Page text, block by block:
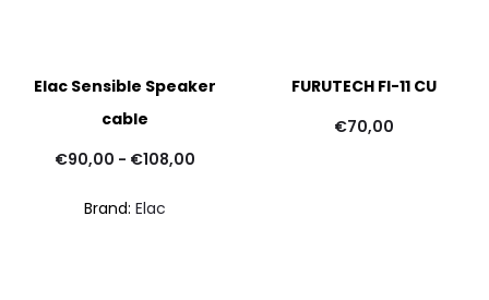
Elac Sensible Speaker
cable
€90,00 - €108,00
Brand: Elac
FURUTECH FI-11 CU
€70,00